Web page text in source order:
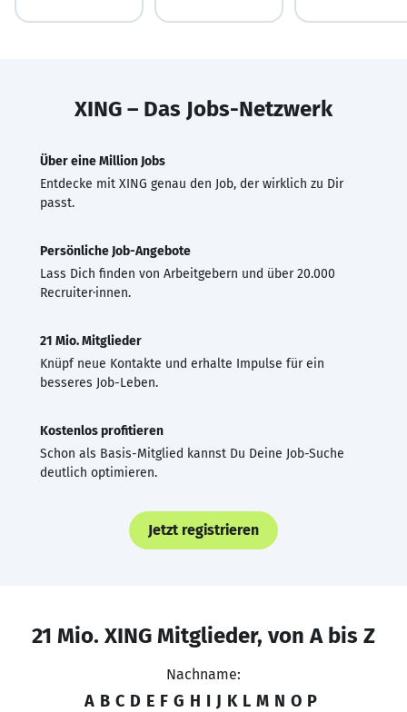
XING – Das Jobs-Netzwerk
Über eine Million Jobs
Entdecke mit XING genau den Job, der wirklich zu Dir
passt.
Persönliche Job-Angebote
Lass Dich finden von Arbeitgebern und über 20.000
Recruiter·innen.
21 Mio. Mitglieder
Knüpf neue Kontakte und erhalte Impulse für ein
besseres Job-Leben.
Kostenlos profitieren
Schon als Basis-Mitglied kannst Du Deine Job-Suche
deutlich optimieren.
Jetzt registrieren
21 Mio. XING Mitglieder, von A bis Z
Nachname:
A B C D E F G H I J K L M N O P